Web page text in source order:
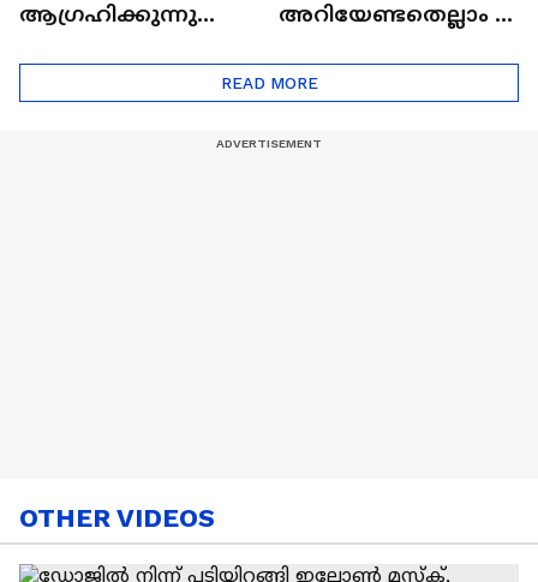
ആഗ്രഹിക്കുന്നുണ്ടോ
ട്രെൻഡിനെക്കുറിച്ച് |
Nail Art | Trends Cafe
അറിയേണ്ടതെല്ലാം |
Cancer
READ MORE
OTHER VIDEOS